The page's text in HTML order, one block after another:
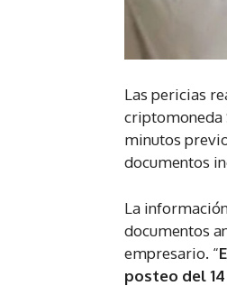
Las pericias
criptomoneda
minutos
documentos
La
documentos
empresario. “
posteo del